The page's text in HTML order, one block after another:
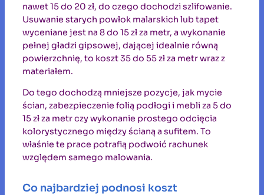
nawet 15 do 20 zł, do czego dochodzi szlifowanie.
Usuwanie starych powłok malarskich lub tapet
wyceniane jest na 8 do 15 zł za metr, a wykonanie
pełnej gładzi gipsowej, dającej idealnie równą
powierzchnię, to koszt 35 do 55 zł za metr wraz z
materiałem.
Do tego dochodzą mniejsze pozycje, jak mycie
ścian, zabezpieczenie folią podłogi i mebli za 5 do
15 zł za metr czy wykonanie prostego odcięcia
kolorystycznego między ścianą a sufitem. To
właśnie te prace potrafią podwoić rachunek
względem samego malowania.
Co najbardziej podnosi koszt